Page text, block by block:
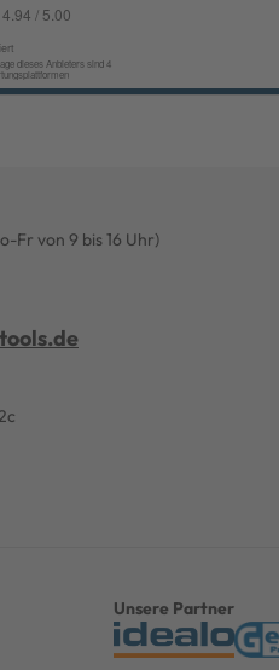
Fr von 9 bis 16 Uhr)
Unsere Partner